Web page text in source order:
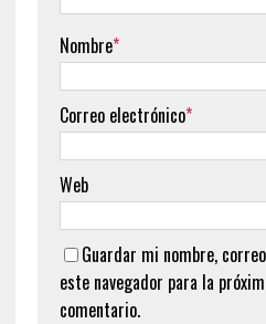
Nombre*
Correo electrónico*
Web
Guardar mi nombre,
este navegador para la
comentario.